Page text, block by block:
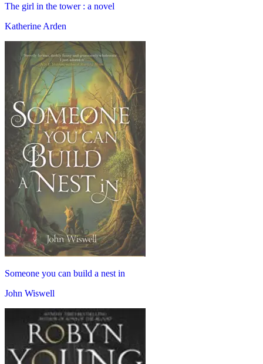
The girl in the tower : a novel
Katherine Arden
Someone you can build a nest in
John Wiswell